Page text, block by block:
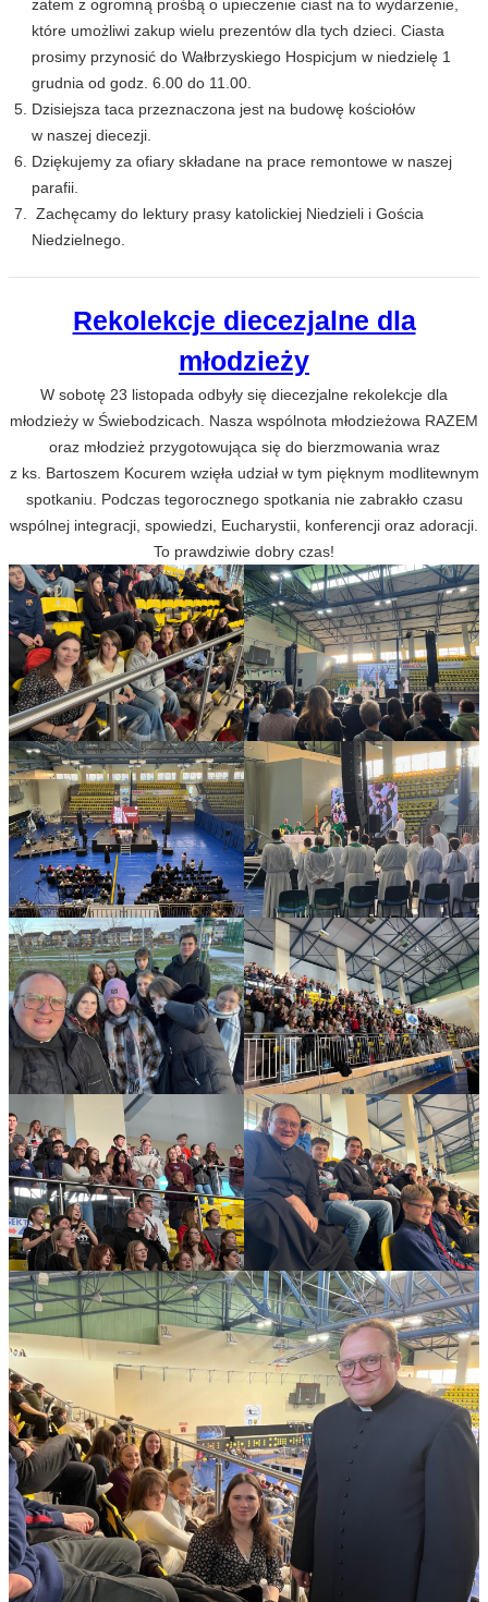
zatem z ogromną prośbą o upieczenie ciast na to wydarzenie,
które umożliwi zakup wielu prezentów dla tych dzieci. Ciasta
prosimy przynosić do Wałbrzyskiego Hospicjum w niedzielę 1
grudnia od godz. 6.00 do 11.00.
Dzisiejsza taca przeznaczona jest na budowę kościołów
w naszej diecezji.
Dziękujemy za ofiary składane na prace remontowe w naszej
parafii.
Zachęcamy do lektury prasy katolickiej Niedzieli i Gościa
Niedzielnego.
Rekolekcje diecezjalne dla
młodzieży
W sobotę 23 listopada odbyły się diecezjalne rekolekcje dla
młodzieży w Świebodzicach. Nasza wspólnota młodzieżowa RAZEM
oraz młodzież przygotowująca się do bierzmowania wraz
z ks. Bartoszem Kocurem wzięła udział w tym pięknym modlitewnym
spotkaniu. Podczas tegorocznego spotkania nie zabrakło czasu
wspólnej integracji, spowiedzi, Eucharystii, konferencji oraz adoracji.
To prawdziwie dobry czas!